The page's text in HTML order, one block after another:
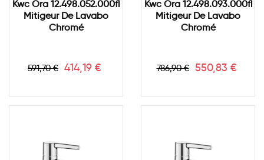
Kwc Ora 12.498.052.000fl
Mitigeur De Lavabo
Chromé
Prix
591,70 € Prix
414,19 €
Kwc Ora 12.498.093.000fl
Mitigeur De Lavabo
Chromé
Prix
786,90 € Prix
550,83 €